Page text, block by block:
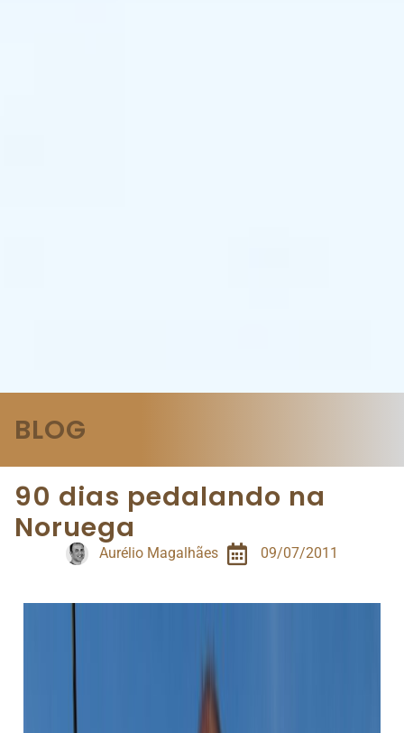
BLOG
90 dias pedalando na
Noruega
Aurélio Magalhães 09/07/2011